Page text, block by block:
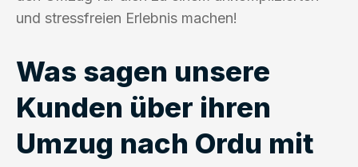
und stressfreien Erlebnis machen!
Was sagen unsere
Kunden über ihren
Umzug nach Ordu mit